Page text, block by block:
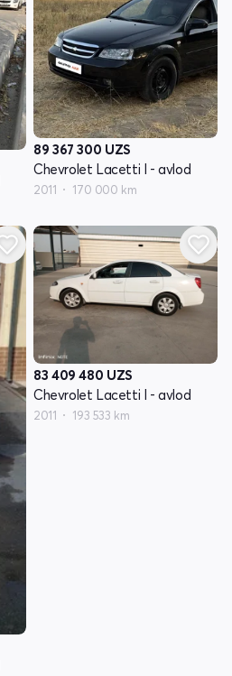
89 367 300 UZS
Chevrolet Lacetti I - avlod
2011 170 000 km
83 409 480 UZS
Chevrolet Lacetti I - avlod
2011 193 533 km